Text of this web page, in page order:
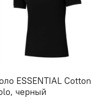
ESSENTIAL Cotton
черный